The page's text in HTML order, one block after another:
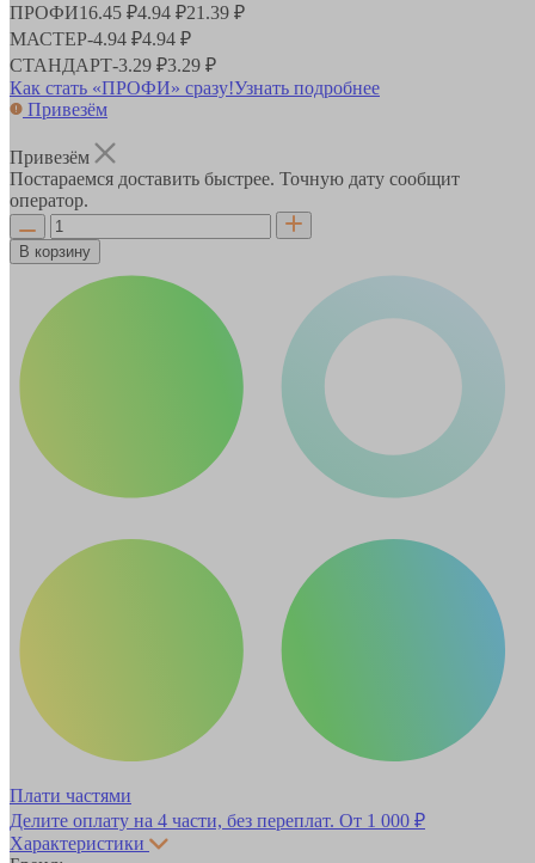
ПРОФИ16.45 ₽4.94 ₽21.39 ₽
МАСТЕР-4.94 ₽4.94 ₽
СТАНДАРТ-3.29 ₽3.29 ₽
Как стать «ПРОФИ» сразу!Узнать подробнее
Привезём
Привезём
Постараемся доставить быстрее. Точную дату сообщит
оператор.
В корзину
Плати частями
Делите оплату на 4 части, без переплат. От 1 000 ₽
Характеристики